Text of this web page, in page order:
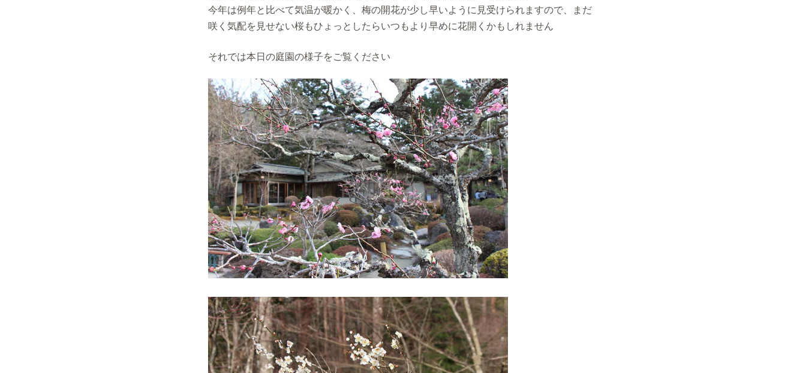
今年は例年と比べて気温が暖かく、梅の開花が少し早いように見受けられますので、まだ
咲く気配を見せない桜もひょっとしたらいつもより早めに花開くかもしれません
それでは本日の庭園の様子をご覧ください